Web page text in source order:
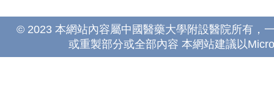
© 2023 本網站內容屬中國醫藥大學附設醫院所有，
或重製部分或全部內容 本網站建議以